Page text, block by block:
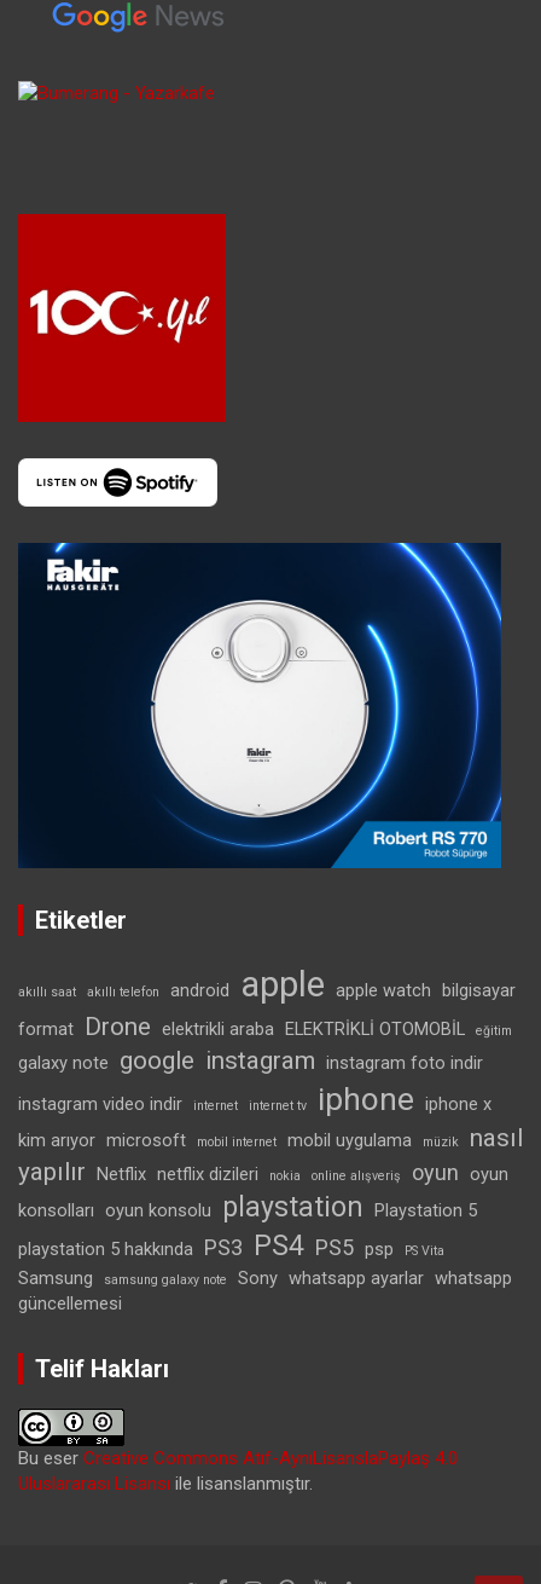
Etiketler
akıllı saat akıllı telefon android apple apple watch bilgisayar
format
Drone elektrikli araba ELEKTRİKLİ OTOMOBİL eğitim
galaxy note google instagram instagram foto indir
instagram video indir
internet internet tv iphone iphone x
kim arıyor microsoft mobil internet mobil uygulama müzik
nasıl
yapılır Netflix netflix dizileri nokia online alışveriş oyun
oyun
konsolları
oyun konsolu playstation
Playstation 5
playstation 5 hakkında
PS3 PS4 PS5 psp PS Vita
Samsung samsung galaxy note Sony whatsapp ayarlar whatsapp
güncellemesi
Telif Hakları
Bu eser Creative Commons Atıf-AynıLisanslaPaylaş 4.0
Uluslararası Lisansı ile lisanslanmıştır.